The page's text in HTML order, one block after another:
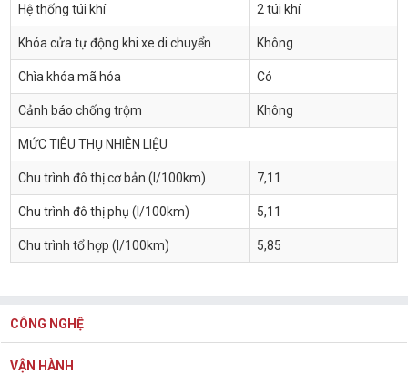
Hệ thống túi khí 2 túi khí
Khóa cửa tự động khi xe di chuyển Không
Chìa khóa mã hóa Có
Cảnh báo chống trộm Không
MỨC TIÊU THỤ NHIÊN LIỆU
Chu trình đô thị cơ bản (l/100km) 7,11
Chu trình đô thị phụ (l/100km) 5,11
Chu trình tổ hợp (l/100km) 5,85
CÔNG NGHỆ
VẬN HÀNH